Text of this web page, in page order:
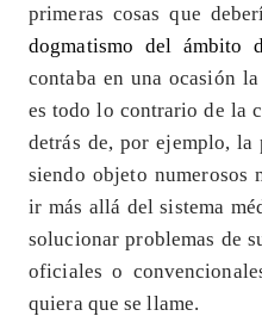
primeras cosas que
dogmatismo del ámbito
contaba en una ocasión la
es todo lo contrario de la
detrás de, por ejemplo, la
siendo objeto numerosos
ir más allá del sistema
solucionar problemas de
oficiales o
quiera que se llame.